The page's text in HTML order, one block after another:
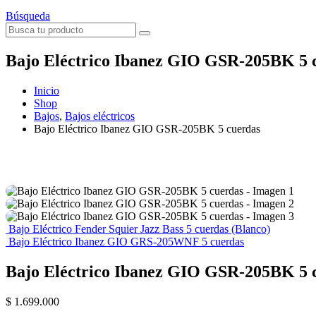
Búsqueda
Bajo Eléctrico Ibanez GIO GSR-205BK 5
Inicio
Shop
Bajos, Bajos eléctricos
Bajo Eléctrico Ibanez GIO GSR-205BK 5 cuerdas
Bajo Eléctrico Fender Squier Jazz Bass 5 cuerdas (Blanco)
Bajo Eléctrico Ibanez GIO GRS-205WNF 5 cuerdas
Bajo Eléctrico Ibanez GIO GSR-205BK 5
$ 1.699.000